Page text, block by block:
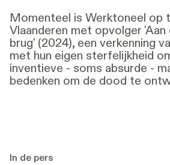
Momenteel is Werktoneel op
Vlaanderen met opvolger
brug' (2024), een verkenning
met hun eigen sterfelijkheid
inventieve - soms absurde -
bedenken om de dood te
In de pers